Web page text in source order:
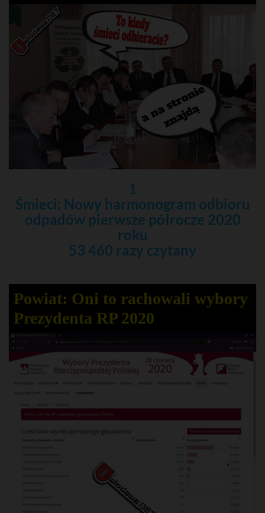
1
Śmieci: Nowy harmonogram odbioru
odpadów pierwsze półrocze 2020
roku
53 460 razy czytany
Powiat: Oni to rachowali wybory
Prezydenta RP 2020